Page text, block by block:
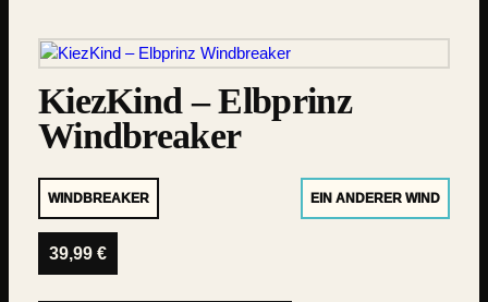
KiezKind – Elbprinz
Windbreaker
WINDBREAKER EIN ANDERER WIND
39,99 €